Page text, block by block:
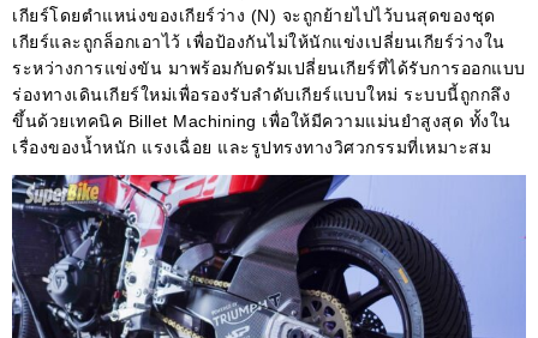
เกียร์โดยตำแหน่งของเกียร์ว่าง (N) จะถูกย้ายไปไว้บนสุดของชุด
เกียร์และถูกล็อกเอาไว้ เพื่อป้องกันไม่ให้นักแข่งเปลี่ยนเกียร์ว่างใน
ระหว่างการแข่งขัน มาพร้อมกับดรัมเปลี่ยนเกียร์ที่ได้รับการออกแบบ
ร่องทางเดินเกียร์ใหม่เพื่อรองรับลำดับเกียร์แบบใหม่ ระบบนี้ถูกกลึง
ขึ้นด้วยเทคนิค Billet Machining เพื่อให้มีความแม่นยำสูงสุด ทั้งใน
เรื่องของน้ำหนัก แรงเฉื่อย และรูปทรงทางวิศวกรรมที่เหมาะสม